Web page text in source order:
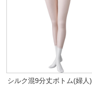
シルク混9分丈ボトム(婦人)